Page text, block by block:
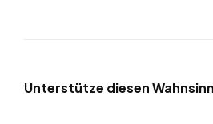
Unterstütze diesen Wahnsinn